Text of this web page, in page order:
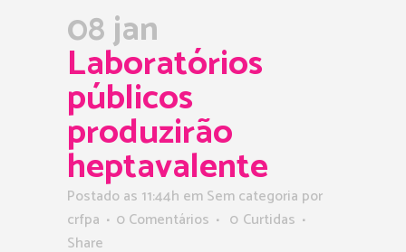
08 jan
Laboratórios
públicos
produzirão
heptavalente
Postado as 11:44h em Sem categoria por
crfpa
0 Comentários 0 Curtidas
Share